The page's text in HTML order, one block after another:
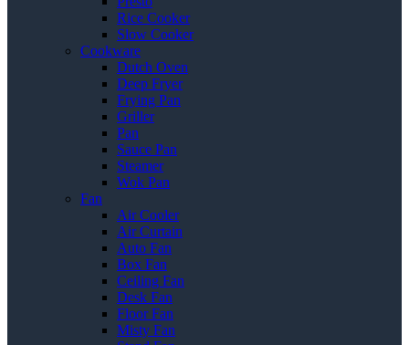
Rice Cooker
Slow Cooker
Cookware
Dutch Oven
Deep Fryer
Frying Pan
Griller
Pan
Sauce Pan
Steamer
Wok Pan
Fan
Air Cooler
Air Curtain
Auto Fan
Box Fan
Ceiling Fan
Desk Fan
Floor Fan
Misty Fan